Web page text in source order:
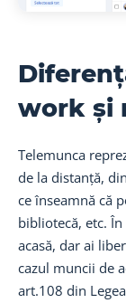
work și
Telemunca
de la distanță,
ce înseamnă că
bibliotecă, etc.
acasă, dar ai
cazul muncii de
art.108 din